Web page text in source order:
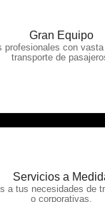
Gran Equipo
profesionales con
transporte de
OTP Servicios
Servicios a
a tus necesidades de
o corporativas.
OTP Servicios